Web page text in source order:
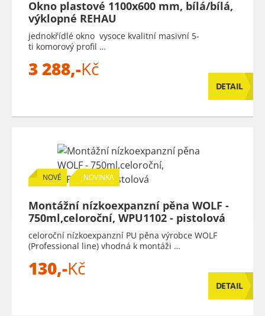
Okno plastové 1100x600 mm, bílá/bílá,
výklopné REHAU
jednokřídlé okno vysoce kvalitní masivní 5-
ti komorový profil …
3 288,-Kč
DETAIL
NOVÉ NOVINKA
Montážní nízkoexpanzní pěna WOLF -
750ml,celoroční, WPU1102 - pistolová
celoroční nízkoexpanzní PU pěna výrobce WOLF
(Professional line) vhodná k montáži …
130,-Kč
DETAIL